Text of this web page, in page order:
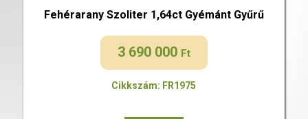
Fehérarany Szoliter 1,64ct Gyémánt Gyűrű
3 690 000 Ft
Cikkszám: FR1975